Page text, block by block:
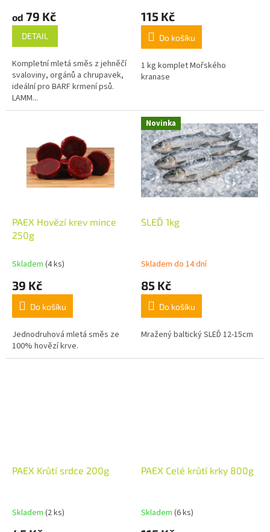
od 79 Kč
DETAIL
Kompletní mletá směs z jehněčí
svaloviny, orgánů a chrupavek,
ideální pro BARF krmení psů.
LAMM...
115 Kč
Do košíku
1 kg komplet Mořského
kranase
PAEX Hovězí krev mince
250g
Skladem (4 ks)
39 Kč
Do košíku
Jednodruhová mletá směs ze
100% hovězí krve.
Novinka
SLEĎ 1kg
Skladem do 14 dní
85 Kč
Do košíku
Mražený baltický SLEĎ 12-15cm
PAEX Krůtí srdce 200g
Skladem (2 ks)
PAEX Celé krůtí krky 800g
Skladem (6 ks)